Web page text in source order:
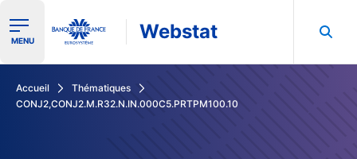
Ouvrir le menu de navigation
MENU Webstat
Accueil
Thématiques
CONJ2,CONJ2.M.R32.N.IN.000C5.PRTPM100.10